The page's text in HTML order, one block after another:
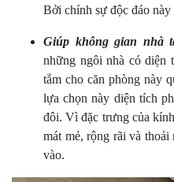
Bởi chính sự độc đáo
Giúp không gian nhà
những ngôi nhà có diện
tắm cho căn phòng này
lựa chọn này diện tích
đôi. Vì đặc trưng của
mát mẻ, rộng rãi và
vào.